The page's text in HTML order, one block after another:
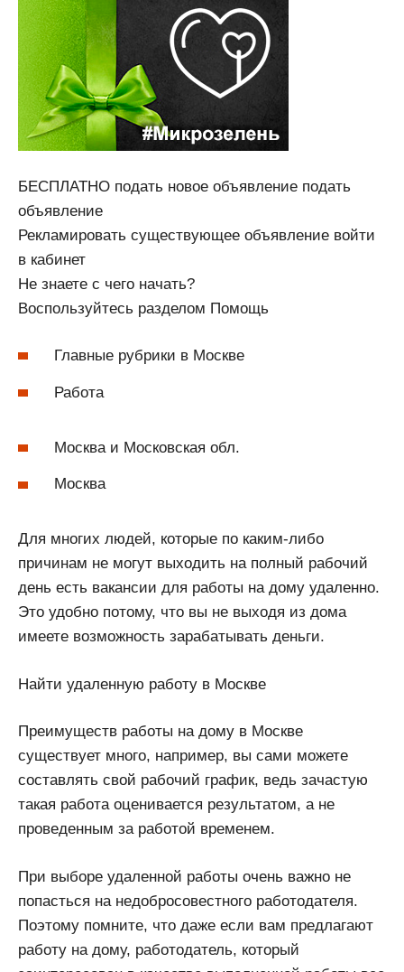
БЕСПЛАТНО подать новое объявление подать
объявление
Рекламировать существующее объявление войти
в кабинет
Не знаете с чего начать?
Воспользуйтесь разделом Помощь
Главные рубрики в Москве
Работа
Москва и Московская обл.
Москва
Для многих людей, которые по каким-либо
причинам не могут выходить на полный рабочий
день есть вакансии для работы на дому удаленно.
Это удобно потому, что вы не выходя из дома
имеете возможность зарабатывать деньги.
Найти удаленную работу в Москве
Преимуществ работы на дому в Москве
существует много, например, вы сами можете
составлять свой рабочий график, ведь зачастую
такая работа оценивается результатом, а не
проведенным за работой временем.
При выборе удаленной работы очень важно не
попасться на недобросовестного работодателя.
Поэтому помните, что даже если вам предлагают
работу на дому, работодатель, который